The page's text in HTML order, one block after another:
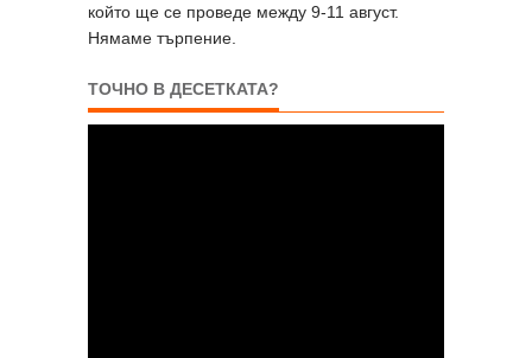
който ще се проведе между 9-11 август.
Нямаме търпение.
ТОЧНО В ДЕСЕТКАТА?